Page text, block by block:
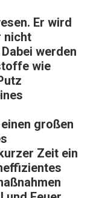
Er wird
nicht
werden
wie
großen
Zeit ein